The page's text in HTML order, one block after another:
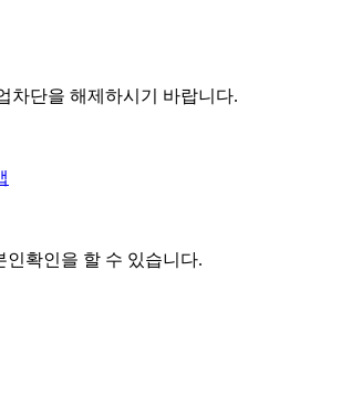
차단을 해제하시기 바랍니다.
인확인을 할 수 있습니다.